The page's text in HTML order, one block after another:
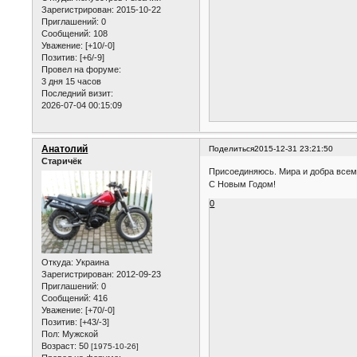
Зарегистрирован: 2015-10-22
Приглашений: 0
Сообщений: 108
Уважение: [+10/-0]
Позитив: [+6/-9]
Провел на форуме:
3 дня 15 часов
Последний визит:
2026-07-04 00:15:09
Поделиться2015-12-31 23:21:50
Анатолий
Старичёк
Откуда: Украина
Зарегистрирован: 2012-09-23
Приглашений: 0
Сообщений: 416
Уважение: [+70/-0]
Позитив: [+43/-3]
Пол: Мужской
Возраст: 50[1975-10-26]
Присоединяюсь. Мира и добра
С Новым Годом!
0